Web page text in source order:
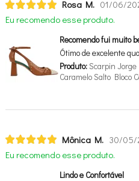
Rosa M. 01/06/
Eu recomendo esse produto.
Recomendo fui muito
Ótimo de excelente
Produto:Scarpin
Caramelo Salto Bloco
Mônica M. 30/05/
Eu recomendo esse produto.
Lindo e Confortável